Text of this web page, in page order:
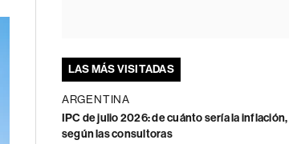
LAS MÁS VISITADAS
ARGENTINA
IPC de julio 2026: de cuánto sería la inflación,
según las consultoras